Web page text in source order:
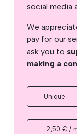
social media
We
pay for our
ask you to
making a
Unique
2,50 € /